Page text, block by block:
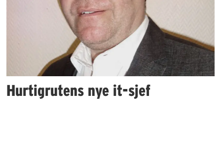
Hurtigrutens nye it-sjef